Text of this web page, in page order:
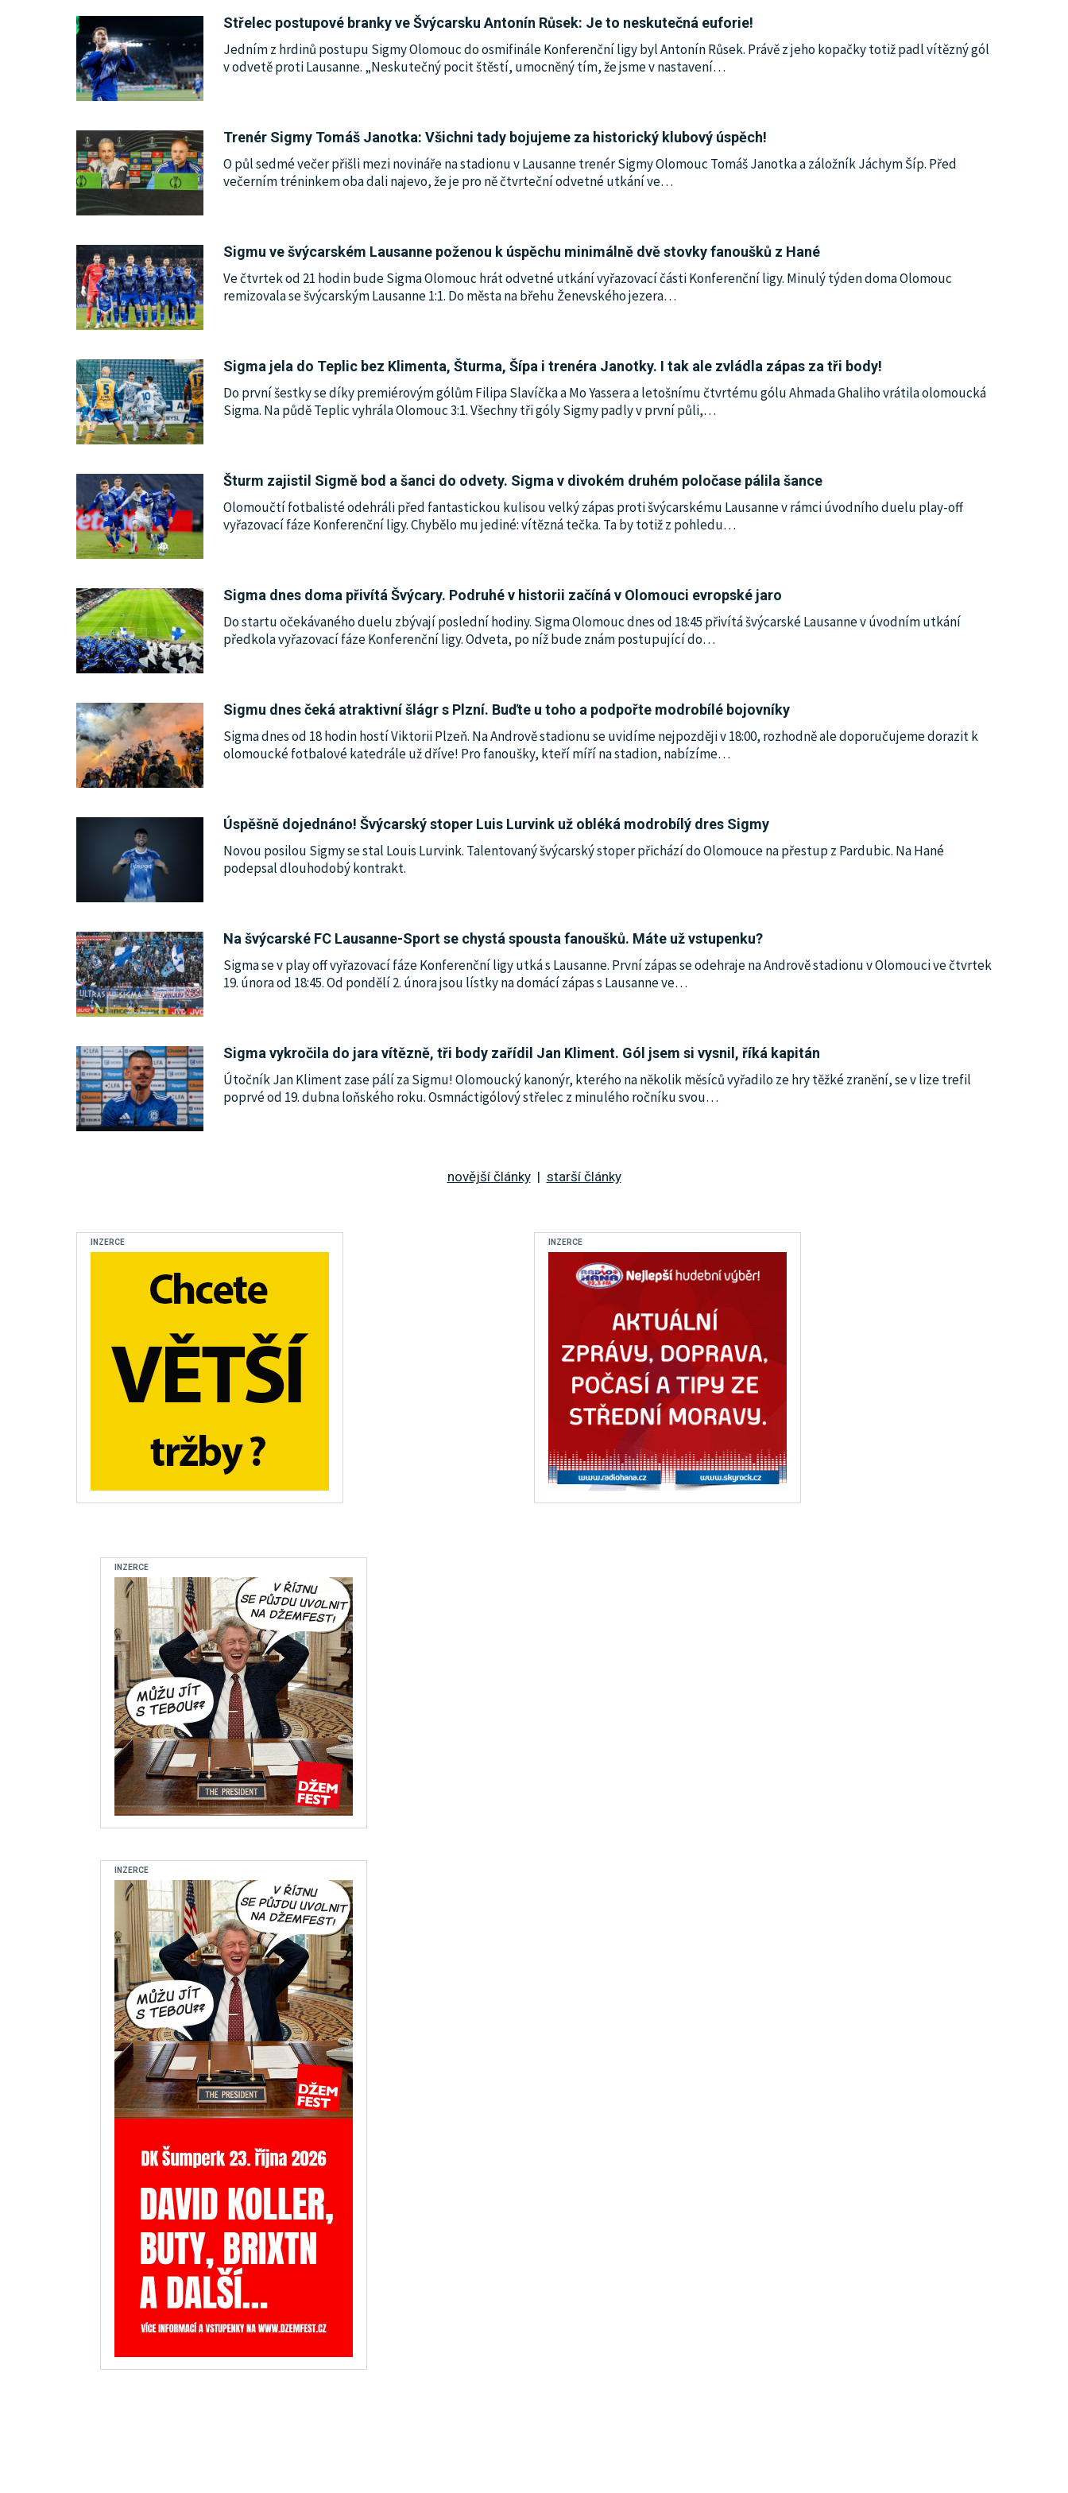
KULTURA
SPOLEČNOST
MHD
INZERCE
ARCHIV
Střelec postupové branky ve Švýcarsku Antonín Růsek: Je to neskutečná euforie!
Jedním z hrdinů postupu Sigmy Olomouc do osmifinále Konferenční ligy byl Antonín Růsek. Právě z jeho kopačky totiž padl vítězný gól
v odvetě proti Lausanne. „Neskutečný pocit štěstí, umocněný tím, že jsme v nastavení…
Trenér Sigmy Tomáš Janotka: Všichni tady bojujeme za historický klubový úspěch!
O půl sedmé večer přišli mezi novináře na stadionu v Lausanne trenér Sigmy Olomouc Tomáš Janotka a záložník Jáchym Šíp. Před
večerním tréninkem oba dali najevo, že je pro ně čtvrteční odvetné utkání ve…
Sigmu ve švýcarském Lausanne poženou k úspěchu minimálně dvě stovky fanoušků z Hané
Ve čtvrtek od 21 hodin bude Sigma Olomouc hrát odvetné utkání vyřazovací části Konferenční ligy. Minulý týden doma Olomouc
remizovala se švýcarským Lausanne 1:1. Do města na břehu Ženevského jezera…
Sigma jela do Teplic bez Klimenta, Šturma, Šípa i trenéra Janotky. I tak ale zvládla zápas za tři body!
Do první šestky se díky premiérovým gólům Filipa Slavíčka a Mo Yassera a letošnímu čtvrtému gólu Ahmada Ghaliho vrátila olomoucká
Sigma. Na půdě Teplic vyhrála Olomouc 3:1. Všechny tři góly Sigmy padly v první půli,…
Šturm zajistil Sigmě bod a šanci do odvety. Sigma v divokém druhém poločase pálila šance
Olomoučtí fotbalisté odehráli před fantastickou kulisou velký zápas proti švýcarskému Lausanne v rámci úvodního duelu play-off
vyřazovací fáze Konferenční ligy. Chybělo mu jediné: vítězná tečka. Ta by totiž z pohledu…
Sigma dnes doma přivítá Švýcary. Podruhé v historii začíná v Olomouci evropské jaro
Do startu očekávaného duelu zbývají poslední hodiny. Sigma Olomouc dnes od 18:45 přivítá švýcarské Lausanne v úvodním utkání
předkola vyřazovací fáze Konferenční ligy. Odveta, po níž bude znám postupující do…
Sigmu dnes čeká atraktivní šlágr s Plzní. Buďte u toho a podpořte modrobílé bojovníky
Sigma dnes od 18 hodin hostí Viktorii Plzeň. Na Andrově stadionu se uvidíme nejpozději v 18:00, rozhodně ale doporučujeme dorazit k
olomoucké fotbalové katedrále už dříve! Pro fanoušky, kteří míří na stadion, nabízíme…
Úspěšně dojednáno! Švýcarský stoper Luis Lurvink už obléká modrobílý dres Sigmy
Novou posilou Sigmy se stal Louis Lurvink. Talentovaný švýcarský stoper přichází do Olomouce na přestup z Pardubic. Na Hané
podepsal dlouhodobý kontrakt.
Na švýcarské FC Lausanne-Sport se chystá spousta fanoušků. Máte už vstupenku?
Sigma se v play off vyřazovací fáze Konferenční ligy utká s Lausanne. První zápas se odehraje na Andrově stadionu v Olomouci ve čtvrtek
19. února od 18:45. Od pondělí 2. února jsou lístky na domácí zápas s Lausanne ve…
Sigma vykročila do jara vítězně, tři body zařídil Jan Kliment. Gól jsem si vysnil, říká kapitán
Útočník Jan Kliment zase pálí za Sigmu! Olomoucký kanonýr, kterého na několik měsíců vyřadilo ze hry těžké zranění, se v lize trefil
poprvé od 19. dubna loňského roku. Osmnáctigólový střelec z minulého ročníku svou…
novější články| starší články
INZERCE INZERCE
INZERCE
INZERCE